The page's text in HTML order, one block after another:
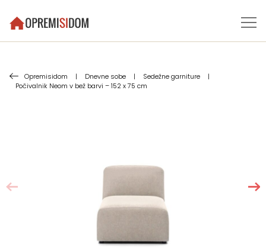
Opremisidom | Dnevne sobe | Sedežne garniture
|
Počivalnik Neom v bež barvi – 152 x 75 cm